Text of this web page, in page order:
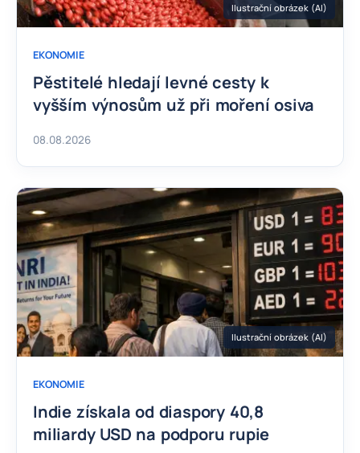
Ilustrační obrázek (AI)
EKONOMIE
Pěstitelé hledají levné cesty k
vyšším výnosům už při moření osiva
08.08.2026
Ilustrační obrázek (AI)
EKONOMIE
Indie získala od diaspory 40,8
miliardy USD na podporu rupie